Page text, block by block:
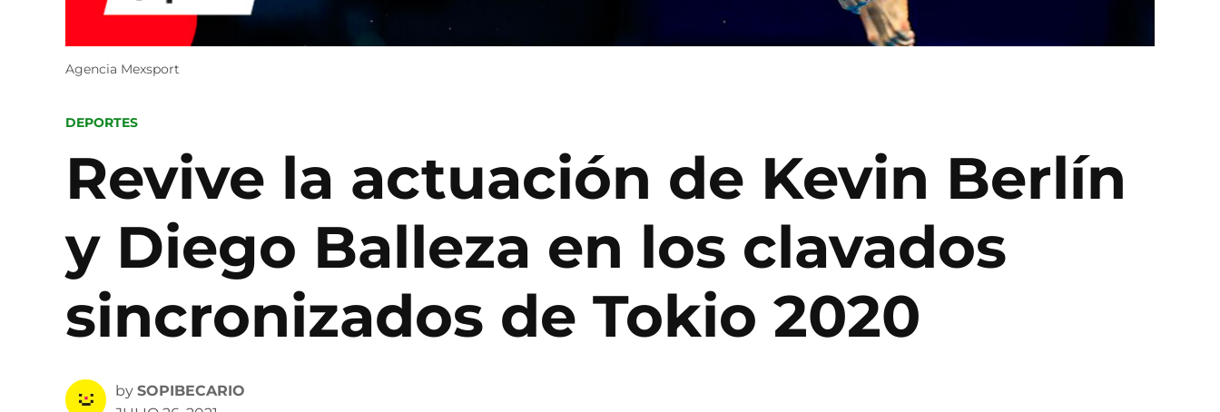
Agencia Mexsport
POSTED
DEPORTES
Revive la actuación de Kevin Berlín
y Diego Balleza en los clavados
sincronizados de Tokio 2020
by SOPIBECARIO